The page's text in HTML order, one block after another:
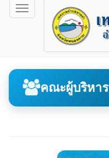
Toggle
navigation
คณะผู้บริหาร